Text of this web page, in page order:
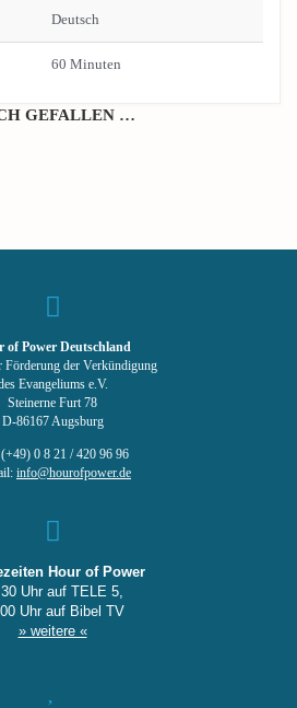
Deutsch
60 Minuten
GEFALLEN …
of Power Deutschland
Förderung der Verkündigung
Evangeliums e.V.
Steinerne Furt 78
D-86167 Augsburg
0 8 21 / 420 96 96
info@hourofpower.de
Hour of Power
Uhr auf TELE 5,
Uhr auf Bibel TV
» weitere «